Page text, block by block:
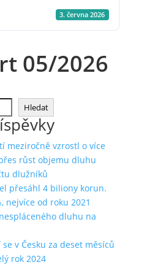
3. června 2026
05/2026
Hledat
meziročně vzrostl o více
růst objemu dluhu
dlužníků
přesáhl 4 biliony korun.
nejvíce od roku 2021
dluhu na
v Česku za deset měsíců
rok 2024